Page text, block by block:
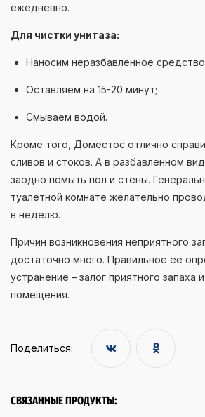
ежедневно.
Для чистки унитаза:
Наносим неразбавленное
Оставляем на 15-20 минут;
Смываем водой.
Кроме того, Доместос отлично
сливов и стоков. А в разбавленном
заодно помыть пол и стены.
туалетной комнате желательно
в неделю.
Причин возникновения неприятного
достаточно много. Правильное её
устранение – залог приятного запаха
помещения.
Поделиться:
СВЯЗАННЫЕ ПРОДУКТЫ: